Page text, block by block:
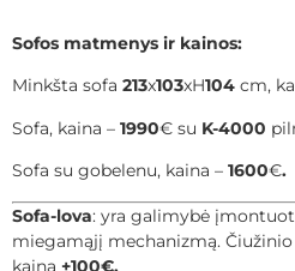
Sofos matmenys ir kainos:
Minkšta sofa 213x103xH104 cm,
Sofa, kaina – 1990€ su K-4000
Sofa su gobelenu, kaina – 1600€.
Sofa-lova: yra galimybė
miegamąjį mechanizmą.
kaina +100€.